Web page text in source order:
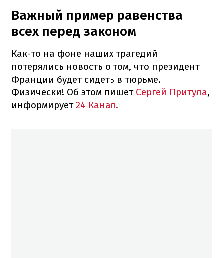
Важный пример равенства
всех перед законом
Как-то на фоне наших трагедий
потерялись новость о том, что президент
Франции будет сидеть в тюрьме.
Физически! Об этом пишетСергей Притула,
информирует24 Канал.